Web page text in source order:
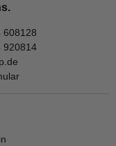
608128
920814